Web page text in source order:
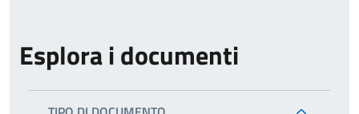
Esplora i documenti